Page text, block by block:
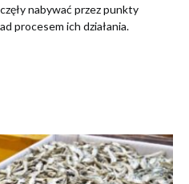
nabywać przez punkty
procesem ich działania.